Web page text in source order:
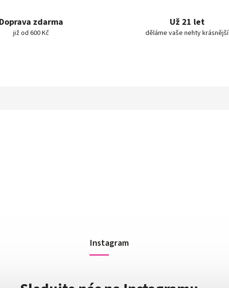
Doprava zdarma
již od 600 Kč
Už 21 let
děláme vaše nehty krásnější
Instagram